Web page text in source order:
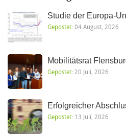
Studie der Europa-
Gepostet:04 August, 2026
Mobilitätsrat
Gepostet: 20 Juli, 2026
Erfolgreicher
Gepostet: 13 Juli, 2026